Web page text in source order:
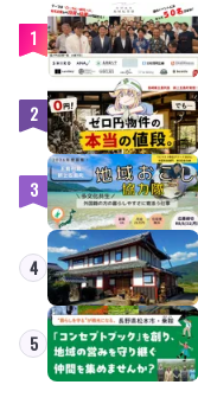
1
2
3
4
5